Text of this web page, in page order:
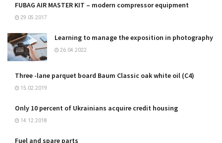
FUBAG AIR MASTER KIT – modern compressor equipment
29.05.2017
Learning to manage the exposition in photography
26.04.2022
Three -lane parquet board Baum Classic oak white oil (C4)
15.02.2019
Only 10 percent of Ukrainians acquire credit housing
14.12.2018
Fuel and spare parts